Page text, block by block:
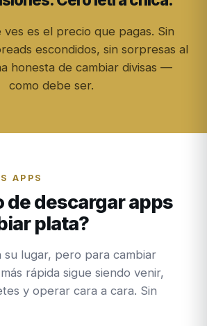
ves es el precio que pagas. Sin
escondidos, sin sorpresas al
honesta de cambiar divisas —
como debe ser.
APPS
de descargar apps
plata?
su lugar, pero para cambiar
rápida sigue siendo venir,
y operar cara a cara. Sin